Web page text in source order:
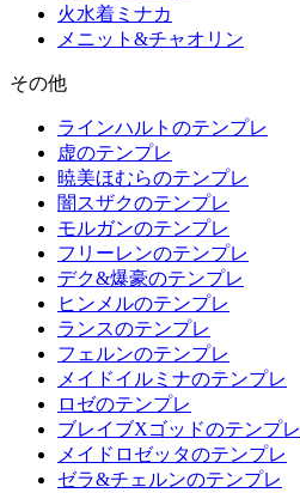
火水着ミナカ
メニット&チャオリン
その他
ラインハルトのテンプレ
虚のテンプレ
暁美ほむらのテンプレ
闇スザクのテンプレ
モルガンのテンプレ
フリーレンのテンプレ
デク&爆豪のテンプレ
ヒンメルのテンプレ
ランスのテンプレ
フェルンのテンプレ
メイドイルミナのテンプレ
ロゼのテンプレ
ブレイブXゴッドのテンプレ
メイドロゼッタのテンプレ
ゼラ&チェルンのテンプレ